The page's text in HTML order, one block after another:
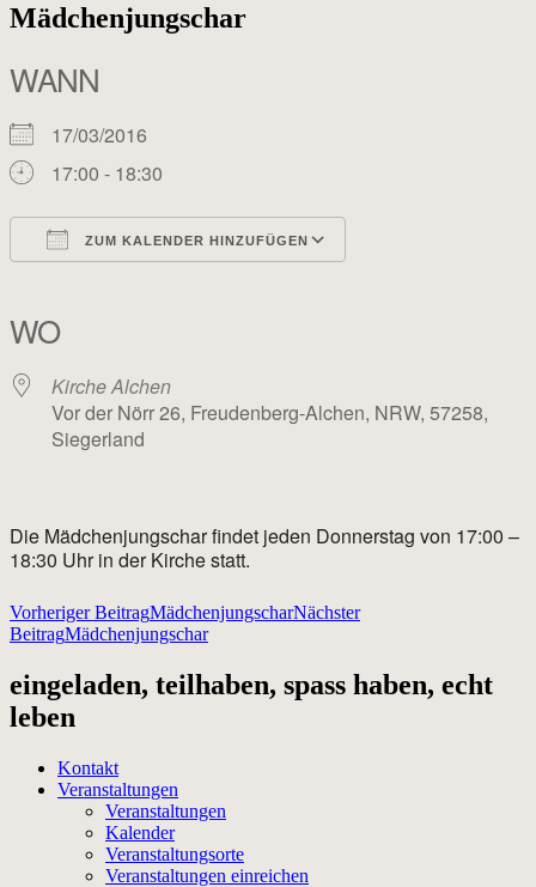
Mädchenjungschar
WANN
17/03/2016
17:00 - 18:30
ZUM KALENDER HINZUFÜGEN
WO
Kirche Alchen
Vor der Nörr 26, Freudenberg-Alchen, NRW, 57258,
Siegerland
Die Mädchenjungschar findet jeden Donnerstag von 17:00 –
18:30 Uhr in der Kirche statt.
Beitragsnavigation
Vorheriger BeitragMädchenjungscharNächster
BeitragMädchenjungschar
eingeladen, teilhaben, spass haben, echt
leben
Kontakt
Veranstaltungen
Veranstaltungen
Kalender
Veranstaltungsorte
Veranstaltungen einreichen